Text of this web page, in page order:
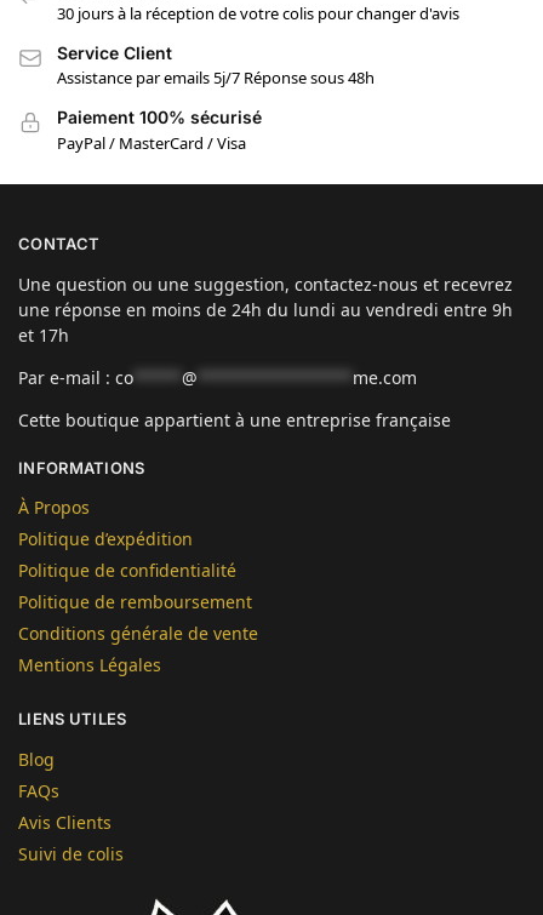
30 jours à la réception de votre colis pour changer d'avis
Service Client
Assistance par emails 5j/7 Réponse sous 48h
Paiement 100% sécurisé
PayPal / MasterCard / Visa
CONTACT
Une question ou une suggestion, contactez-nous et recevrez
une réponse en moins de 24h du lundi au vendredi entre 9h
et 17h
Par e-mail : co @
me.com
Cette boutique appartient à une entreprise française
INFORMATIONS
À Propos
Politique d’expédition
Politique de confidentialité
Politique de remboursement
Conditions générale de vente
Mentions Légales
LIENS UTILES
Blog
FAQs
Avis Clients
Suivi de colis